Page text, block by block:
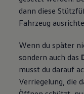
dann diese
Fahrzeug
Wenn du später
sondern auch das
musst du darauf
Verriegelung, die